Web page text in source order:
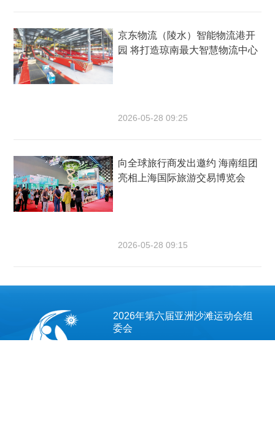
京东物流（陵水）智能物流港开
园 将打造琼南最大智慧物流中心
2026-05-28 09:25
向全球旅行商发出邀约 海南组团
亮相上海国际旅游交易博览会
2026-05-28 09:15
2026年第六届亚洲沙滩运动会组
委会